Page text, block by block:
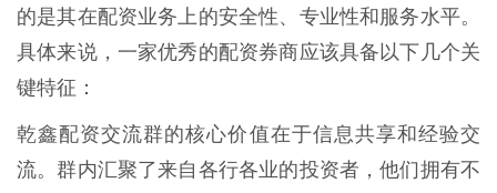
的是其在配资业务上的安全性、专业性和服务水平。
具体来说，一家优秀的配资券商应该具备以下几个关
键特征：
乾鑫配资交流群的核心价值在于信息共享和经验交
流。群内汇聚了来自各行各业的投资者，他们拥有不